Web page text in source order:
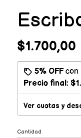
$1.700,00
5% OFFcon
Precio final:
Ver cuotas y
Cantidad